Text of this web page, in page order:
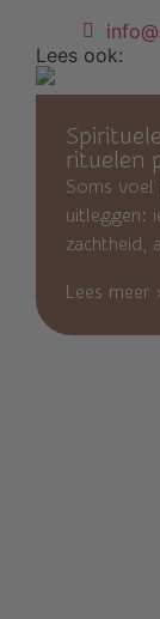
Lees ook:
rituelen
Soms
uitleggen:
zachtheid,
Lees meer